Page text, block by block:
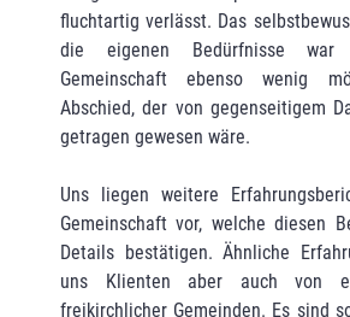
fluchtartig verlässt. Das
die eigenen Bedürfnisse war
Gemeinschaft ebenso wenig
Abschied, der von gegenseitigem
getragen gewesen wäre.
Uns liegen weitere
Gemeinschaft vor, welche diesen
Details bestätigen. Ähnliche
uns Klienten aber auch von
freikirchlicher Gemeinden. Es sind